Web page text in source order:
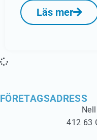
Läs mer
FÖRETAGSADRESS
412 63